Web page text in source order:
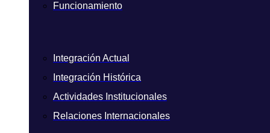
Funcionamiento
Integración Actual
Integración Histórica
Actividades Institucionales
Relaciones Internacionales